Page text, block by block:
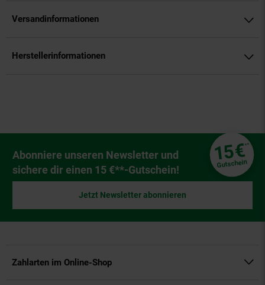
Versandinformationen
Herstellerinformationen
Newsletter Anmeldung
Abonniere unseren Newsletter und
sichere dir einen 15 €**-Gutschein!
15€**
Gutschein
Jetzt Newsletter abonnieren
Zahlarten im Online-Shop